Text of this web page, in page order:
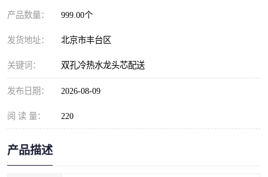
产品数量： 999.00个
发货地址： 北京市丰台区
关键词： 双孔冷热水龙头芯配送
发布日期： 2026-08-09
阅 读 量： 220
产品描述